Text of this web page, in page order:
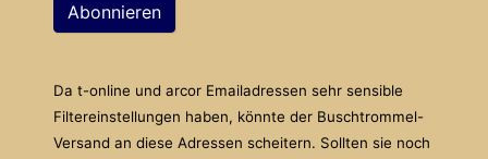
Abonnieren
Da t-online und arcor Emailadressen sehr sensible
Filtereinstellungen haben, könnte der Buschtrommel-
Versand an diese Adressen scheitern. Sollten sie noch